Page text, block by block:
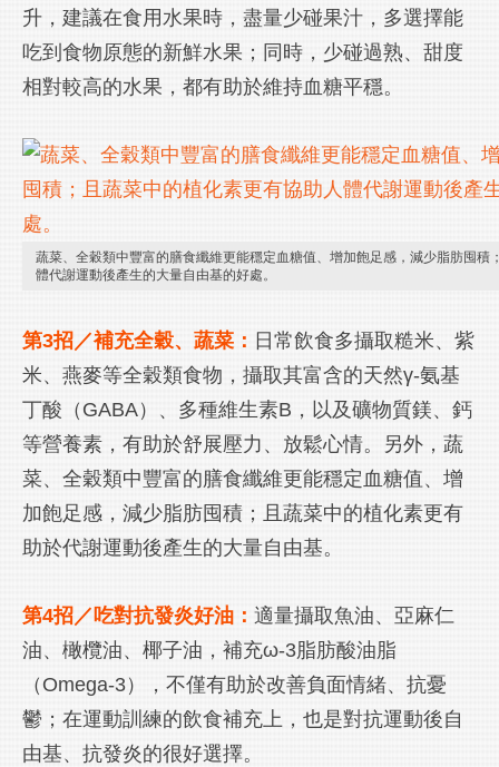
升，建議在食用水果時，盡量少碰果汁，多選擇能
吃到食物原態的新鮮水果；同時，少碰過熟、甜度
相對較高的水果，都有助於維持血糖平穩。
蔬菜、全穀類中豐富的膳食纖維更能穩定血糖值、增加飽足感，減少脂肪囤積
體代謝運動後產生的大量自由基的好處。
第3招／補充全穀、蔬菜： 日常飲食多攝取糙米、紫
米、燕麥等全穀類食物，攝取其富含的天然γ-氨基
丁酸（GABA）、多種維生素B，以及礦物質鎂、鈣
等營養素，有助於舒展壓力、放鬆心情。另外，蔬
菜、全穀類中豐富的膳食纖維更能穩定血糖值、增
加飽足感，減少脂肪囤積；且蔬菜中的植化素更有
助於代謝運動後產生的大量自由基。
第4招／吃對抗發炎好油： 適量攝取魚油、亞麻仁
油、橄欖油、椰子油，補充ω-3脂肪酸油脂
（Omega-3），不僅有助於改善負面情緒、抗憂
鬱；在運動訓練的飲食補充上，也是對抗運動後自
由基、抗發炎的很好選擇。